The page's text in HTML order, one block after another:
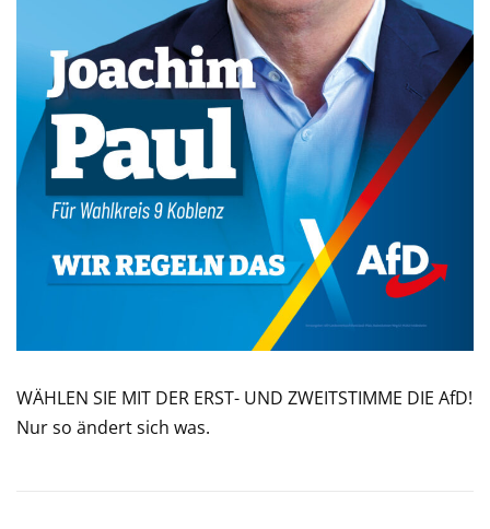
WÄHLEN SIE MIT DER ERST- UND ZWEITSTIMME DIE AfD!
Nur so ändert sich was.